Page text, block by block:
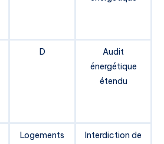
D
Audit
énergétique
étendu
Logements
Interdiction de